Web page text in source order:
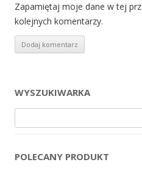
Zapamiętaj moje dane w tej
kolejnych komentarzy.
WYSZUKIWARKA
POLECANY PRODUKT